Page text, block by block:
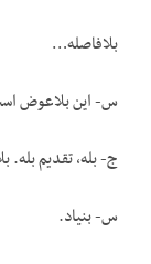
بلافاصله…
س- این بلاعوض
ج- بله، تقدیم بله. بلافاصله
س- بنیاد.